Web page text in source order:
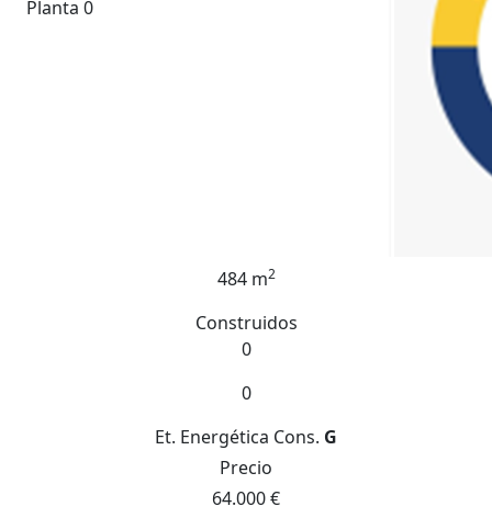
Planta 0
484 m2
Construidos
0
0
Et. Energética Cons. G
Precio
64.000 €